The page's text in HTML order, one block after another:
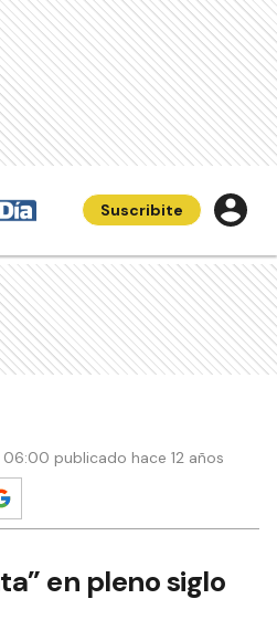
Suscribite
publicado hace 12 años
en pleno siglo